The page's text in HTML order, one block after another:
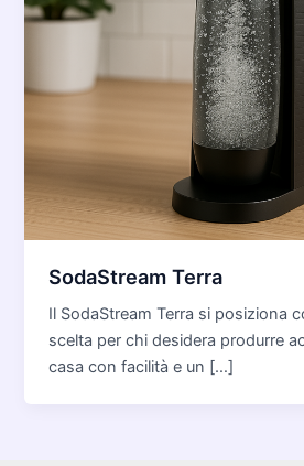
SodaStream Terra
Il SodaStream Terra si posiziona
scelta per chi desidera produrre
casa con facilità e un […]